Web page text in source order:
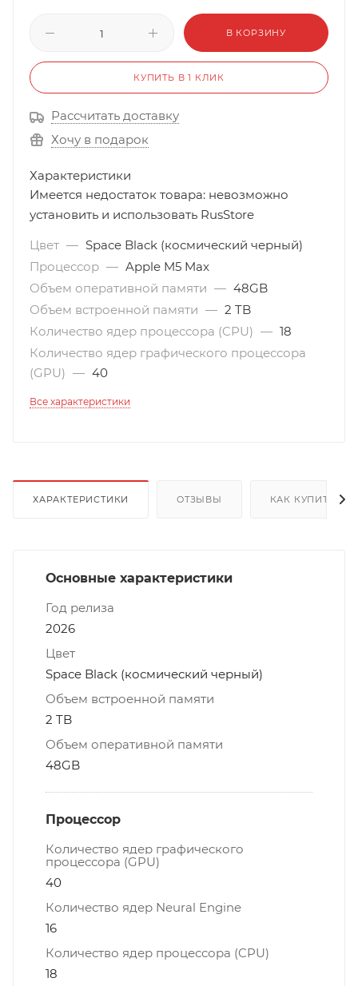
В КОРЗИНУ
КУПИТЬ В 1 КЛИК
Рассчитать доставку
Хочу в подарок
Характеристики
Имеется недостаток товара: невозможно
установить и использовать RusStore
Цвет — Space Black (космический черный)
Процессор — Apple M5 Max
Объем оперативной памяти — 48GB
Объем встроенной памяти — 2 TB
Количество ядер процессора (CPU) — 18
Количество ядер графического процессора
(GPU) — 40
Все характеристики
ХАРАКТЕРИСТИКИ ОТЗЫВЫ КАК КУПИТЬ
Основные характеристики
Год релиза
2026
Цвет
Space Black (космический черный)
Объем встроенной памяти
2 TB
Объем оперативной памяти
48GB
Процессор
Количество ядер графического
процессора (GPU)
40
Количество ядер Neural Engine
16
Количество ядер процессора (CPU)
18